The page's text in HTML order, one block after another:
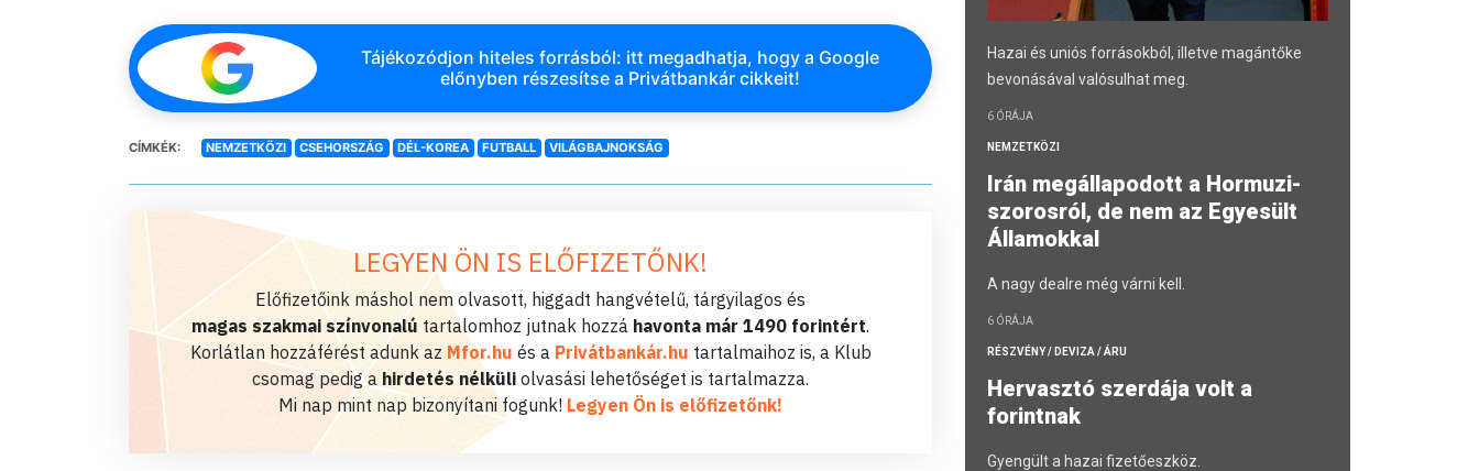
Tájékozódjon hiteles forrásból: itt megadhatja, hogy a Google
előnyben részesítse a Privátbankár cikkeit!
CÍMKÉK: NEMZETKÖZI CSEHORSZÁG DÉL-KOREA FUTBALL VILÁGBAJNOKSÁG
LEGYEN ÖN IS ELŐFIZETŐNK!
Előfizetőink máshol nem olvasott, higgadt hangvételű, tárgyilagos és
magas szakmai színvonalú tartalomhoz jutnak hozzá havonta már 1490 forintért.
Korlátlan hozzáférést adunk az Mfor.hu és a Privátbankár.hu tartalmaihoz is, a Klub
csomag pedig a hirdetés nélküli olvasási lehetőséget is tartalmazza.
Mi nap mint nap bizonyítani fogunk! Legyen Ön is előfizetőnk!
Hazai és uniós forrásokból, illetve magántőke
bevonásával valósulhat meg.
6 ÓRÁJA
NEMZETKÖZI
Irán megállapodott a Hormuzi-
szorosról, de nem az Egyesült
Államokkal
A nagy dealre még várni kell.
6 ÓRÁJA
RÉSZVÉNY / DEVIZA / ÁRU
Hervasztó szerdája volt a
forintnak
Gyengült a hazai fizetőeszköz.